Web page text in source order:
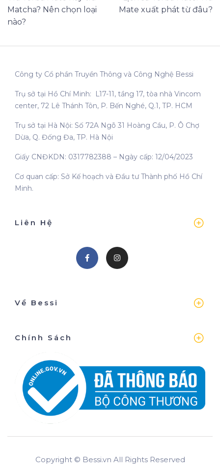
Matcha? Nên chọn loại
nào?
Mate xuất phát từ đâu?
Liên Hệ
Về Bessi
Chính Sách
Công ty Cổ phần Truyền Thông và Công Nghệ Bessi
Trụ sở tại Hồ Chí Minh: L17-11, tầng 17, tòa nhà Vincom
center, 72 Lê Thánh Tôn, P. Bến Nghé, Q.1, TP. HCM
Trụ sở tại Hà Nội: Số 72A Ngõ 31 Hoàng Cầu, P. Ô Chợ
Dừa, Q. Đống Đa, TP. Hà Nội
Giấy CNĐKDN: 0317782388 – Ngày cấp: 12/04/2023
Cơ quan cấp: Sở Kế hoạch và Đầu tư Thành phố Hồ Chí
Minh.
Copyright © Bessi.vn All Rights Reserved